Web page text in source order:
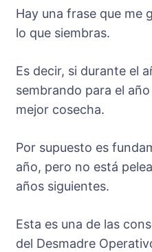
Hay una frase que me
lo que siembras.
Es decir, si durante el
sembrando para el
mejor cosecha.
Por supuesto es
año, pero no está
años siguientes.
Esta es una de las
del Desmadre